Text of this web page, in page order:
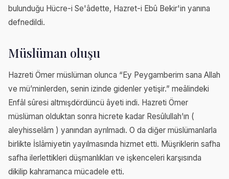
bulunduğu Hücre-i Se'âdette, Hazret-i Ebû Bekir'in yanına
defnedildi.
Müslüman oluşu
Hazreti Ömer müslüman olunca “Ey Peygamberim sana Allah
ve mü’minlerden, senin izinde gidenler yetişir.” meâlindeki
Enfâl sûresi altmışdördüncü âyeti indi. Hazreti Ömer
müslüman olduktan sonra hicrete kadar Resûlullah’ın (
aleyhisselâm ) yanından ayrılmadı. O da diğer müslümanlarla
birlikte İslâmiyetin yayılmasında hizmet etti. Müşriklerin safha
safha ilerlettikleri düşmanlıkları ve işkenceleri karşısında
dikilip kahramanca mücadele etti.